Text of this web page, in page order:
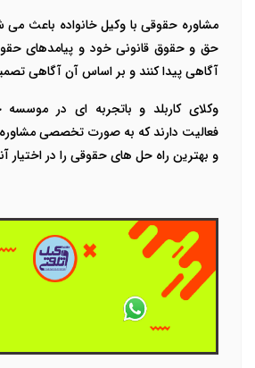
مشاوره حقوقی با وکیل خانواده باعث
حق و حقوق قانونی خود و پیامدهای
آگاهی پیدا کنند و بر اساس آن آگاهی
وکلای کاربلد و باتجربه ای در
فعالیت دارند که به صورت تخصصی مشاوره
و بهترین راه حل های حقوقی را در اختیار